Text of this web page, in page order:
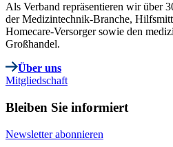
Als Verband repräsentieren wir über
der Medizintechnik-Branche,
Homecare-Versorger sowie den
Großhandel.
Über uns
Mitgliedschaft
Bleiben Sie informiert
Newsletter abonnieren